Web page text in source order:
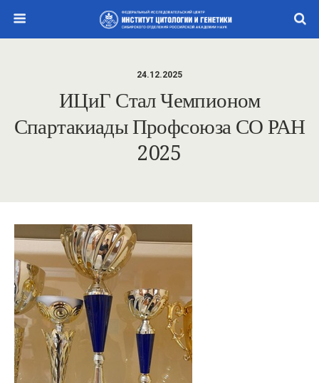
24.12.2025
ИЦиГ Стал Чемпионом
Спартакиады Профсоюза СО РАН
2025